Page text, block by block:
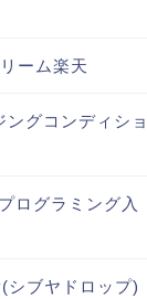
ーム楽天
ングコンディショ
ログラミング入
シブヤドロップ)